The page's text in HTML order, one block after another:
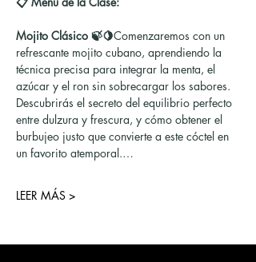
Mojito Clásico 🍃🍋Comenzaremos con un
refrescante mojito cubano, aprendiendo la
técnica precisa para integrar la menta, el
azúcar y el ron sin sobrecargar los sabores.
Descubrirás el secreto del equilibrio perfecto
entre dulzura y frescura, y cómo obtener el
burbujeo justo que convierte a este cóctel en
un favorito atemporal.…
LEER MÁS >